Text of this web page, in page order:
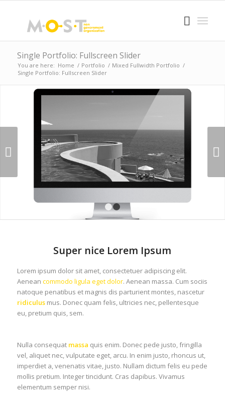
Single Portfolio: Fullscreen Slider
You are here: Home / Portfolio / Mixed Fullwidth Portfolio /
Single Portfolio: Fullscreen Slider
Next
Super nice Lorem Ipsum
Lorem ipsum dolor sit amet, consectetuer adipiscing elit.
Aenean commodo ligula eget dolor. Aenean massa. Cum sociis
natoque penatibus et magnis dis parturient montes, nascetur
ridiculusmus. Donec quam felis, ultricies nec, pellentesque
eu, pretium quis, sem.
Nulla consequat massa quis enim. Donec pede justo, fringilla
vel, aliquet nec, vulputate eget, arcu. In enim justo, rhoncus ut,
imperdiet a, venenatis vitae, justo. Nullam dictum felis eu pede
mollis pretium. Integer tincidunt. Cras dapibus. Vivamus
elementum semper nisi.